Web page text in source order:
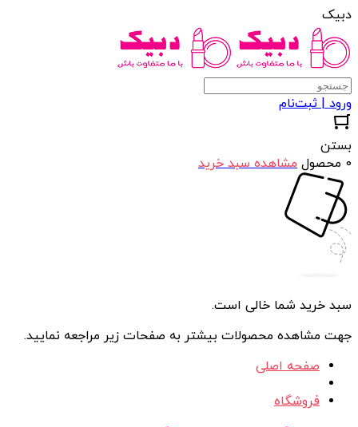
دبیک
ورود | ثبت‌نام
بستن
0 محصول
مشاهده سبد خرید
سبد خرید شما خالی است.
جهت مشاهده محصولات بیشتر به صفحات زیر مراجعه نمایید.
صفحه اصلی
فروشگاه